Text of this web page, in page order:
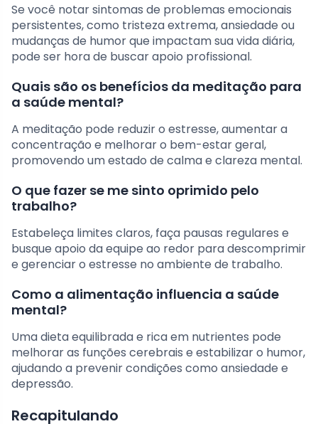
Se você notar sintomas de problemas emocionais
persistentes, como tristeza extrema, ansiedade ou
mudanças de humor que impactam sua vida diária,
pode ser hora de buscar apoio profissional.
Quais são os benefícios da meditação para
a saúde mental?
A meditação pode reduzir o estresse, aumentar a
concentração e melhorar o bem-estar geral,
promovendo um estado de calma e clareza mental.
O que fazer se me sinto oprimido pelo
trabalho?
Estabeleça limites claros, faça pausas regulares e
busque apoio da equipe ao redor para descomprimir
e gerenciar o estresse no ambiente de trabalho.
Como a alimentação influencia a saúde
mental?
Uma dieta equilibrada e rica em nutrientes pode
melhorar as funções cerebrais e estabilizar o humor,
ajudando a prevenir condições como ansiedade e
depressão.
Recapitulando